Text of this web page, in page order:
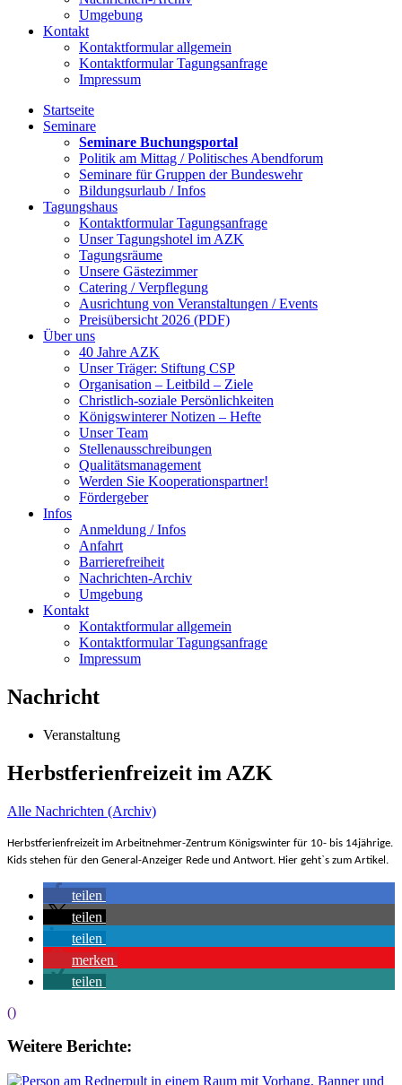
Umgebung
Kontakt
Kontaktformular allgemein
Kontaktformular Tagungsanfrage
Impressum
Startseite
Seminare
Seminare Buchungsportal
Politik am Mittag / Politisches Abendforum
Seminare für Gruppen der Bundeswehr
Bildungsurlaub / Infos
Tagungshaus
Kontaktformular Tagungsanfrage
Unser Tagungshotel im AZK
Tagungsräume
Unsere Gästezimmer
Catering / Verpflegung
Ausrichtung von Veranstaltungen / Events
Preisübersicht 2026 (PDF)
Über uns
40 Jahre AZK
Unser Träger: Stiftung CSP
Organisation – Leitbild – Ziele
Christlich-soziale Persönlichkeiten
Königswinterer Notizen – Hefte
Unser Team
Stellenausschreibungen
Qualitätsmanagement
Werden Sie Kooperationspartner!
Fördergeber
Infos
Anmeldung / Infos
Anfahrt
Barrierefreiheit
Nachrichten-Archiv
Umgebung
Kontakt
Kontaktformular allgemein
Kontaktformular Tagungsanfrage
Impressum
Nachricht
Veranstaltung
Herbstferienfreizeit im AZK
Alle Nachrichten (Archiv)
Herbstferienfreizeit im Arbeitnehmer-Zentrum Königswinter für 10- bis 14jährige.
Kids stehen für den General-Anzeiger Rede und Antwort. Hier geht`s zum Artikel.
teilen
teilen
teilen
merken
teilen
()
Weitere Berichte: